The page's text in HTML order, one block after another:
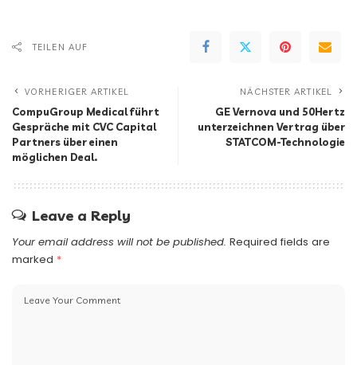
TEILEN AUF
VORHERIGER ARTIKEL
CompuGroup Medical führt
Gespräche mit CVC Capital
Partners über einen
möglichen Deal.
NÄCHSTER ARTIKEL
GE Vernova und 50Hertz
unterzeichnen Vertrag über
STATCOM-Technologie
Leave a Reply
Your email address will not be published. Required fields are
marked *